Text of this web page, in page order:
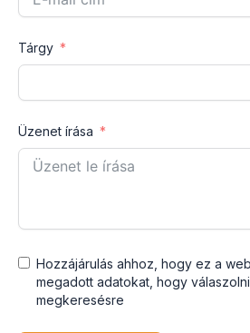
Tárgy
Üzenet írása
Hozzájárulás ahhoz, hogy ez a
megadott adatokat, hogy
megkeresésre